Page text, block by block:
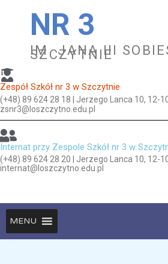
NR 3
IM. JANA III
SZCZYTNIE
Zespół Szkół nr 3 w Szczytnie
(+48) 89 624 28 18 | Jerzego Lanca 10, 12-
zsnr3@loszczytno.edu.pl
Internat przy Zespole Szkół nr 3 w
(+48) 89 624 28 20 | Jerzego Lanca 10, 12-
internat@loszczytno.edu.pl
MENU